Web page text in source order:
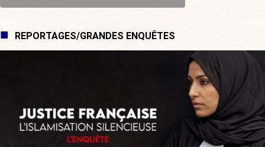
REPORTAGES/GRANDES ENQUÊTES